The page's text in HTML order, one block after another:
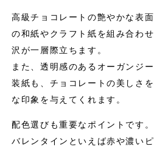
高級チョコレートの艶やかな表
の和紙やクラフト紙を組み合わ
沢が一層際立ちます。
また、透明感のあるオーガンジ
装紙も、チョコレートの美しさ
な印象を与えてくれます。
配色選びも重要なポイントです。
バレンタインといえば赤や濃い